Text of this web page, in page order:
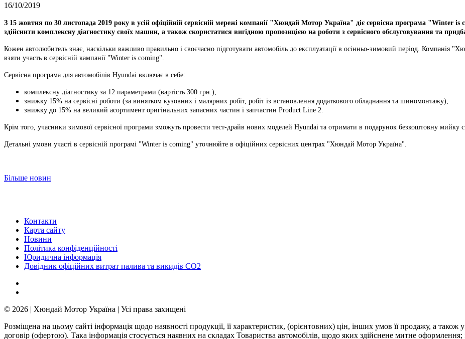
16/10/2019
З 15 жовтня по 30 листопада 2019 року в усій офіційній сервісній мережі компанії "Хюндай Мотор Україна" діє сервісна програма "Winter
здійснити комплексну діагностику своїх машин, а також скористатися вигідною пропозицією на роботи з сервісного обслуговування та
Кожен автолюбитель знає, наскільки важливо правильно і своєчасно підготувати автомобіль до експлуатації в осінньо-зимовий період. Компанія
взяти участь в сервісній кампанії "Winter is coming".
Сервісна програма для автомобілів Hyundai включає в себе:
комплексну діагностику за 12 параметрами (вартість 300 грн.),
знижку 15% на сервісні роботи (за винятком кузовних і малярних робіт, робіт із встановлення додаткового обладнання та шиномонтажу),
знижку до 15% на великий асортимент оригінальних запасних частин і запчастин Product Line 2.
Крім того, учасники зимової сервісної програми зможуть провести тест-драйв нових моделей Hyundai та отримати в подарунок безкоштовну мийку
Детальні умови участі в сервісній програмі "Winter is coming" уточнюйте в офіційних сервісних центрах "Хюндай Мотор Україна".
Більше новин
Контакти
Карта сайту
Новини
Політика конфіденційності
Юридична інформація
Довідник офіційних витрат палива та викидів СО2
© 2026 | Хюндай Мотор Україна | Усі права захищені
Розміщена на цьому сайті інформація щодо наявності продукції, її характеристик, (орієнтовних) цін, інших умов її продажу, а
договір (офертою). Така інформація стосується наявних на складах Товариства автомобілів, щодо яких здійснене митне